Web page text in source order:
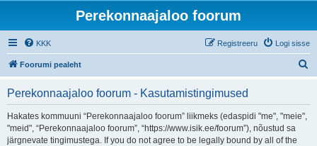
Perekonnaajaloo foorum
KKK Logi sisse
Registreeru
Foorumi pealeht
Perekonnaajaloo foorum - Kasutamistingimused
Hakates kommuuni “Perekonnaajaloo foorum” liikmeks (edaspidi "me", "meie",
"meid", “Perekonnaajaloo foorum”, “https://www.isik.ee/foorum”), nõustud sa
järgnevate tingimustega. If you do not agree to be legally bound by all of the